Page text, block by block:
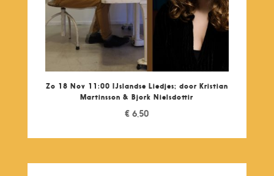
Zo 18 Nov 11:00 IJslandse Liedjes; door Kristian
Martinsson & Bjork Nielsdottir
€ 6,50